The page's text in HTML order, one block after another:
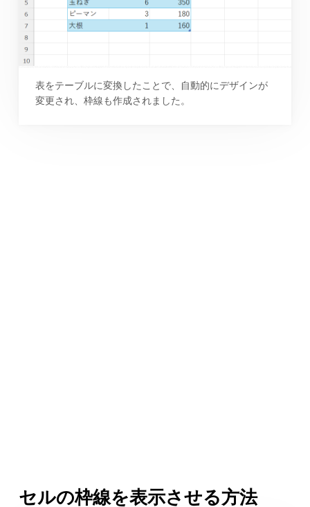
表をテーブルに変換したことで、自動的にデザインが
変更され、枠線も作成されました。
セルの枠線を表示させる方法